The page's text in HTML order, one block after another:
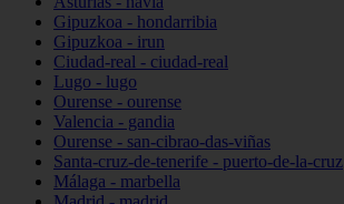
Gipuzkoa - hondarribia
Gipuzkoa - irun
Ciudad-real - ciudad-real
Lugo - lugo
Ourense - ourense
Valencia - gandia
Ourense - san-cibrao-das-viñas
Santa-cruz-de-tenerife - puerto-de-la-cruz
Málaga - marbella